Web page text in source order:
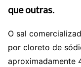
que outras.
O sal
por cloreto de
aproximadamente